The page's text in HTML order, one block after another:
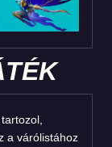
a várólistához